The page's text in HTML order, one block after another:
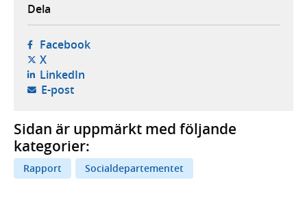
Dela
Facebook- öppnas i ny flik, extern webbplats,
X- öppnas i ny flik, extern webbplats,
LinkedIn- öppnas i ny flik, extern webbplats,
E-post- öppnar din e-postklient,
Sidan är uppmärkt med följande
kategorier:
Rapport Socialdepartementet